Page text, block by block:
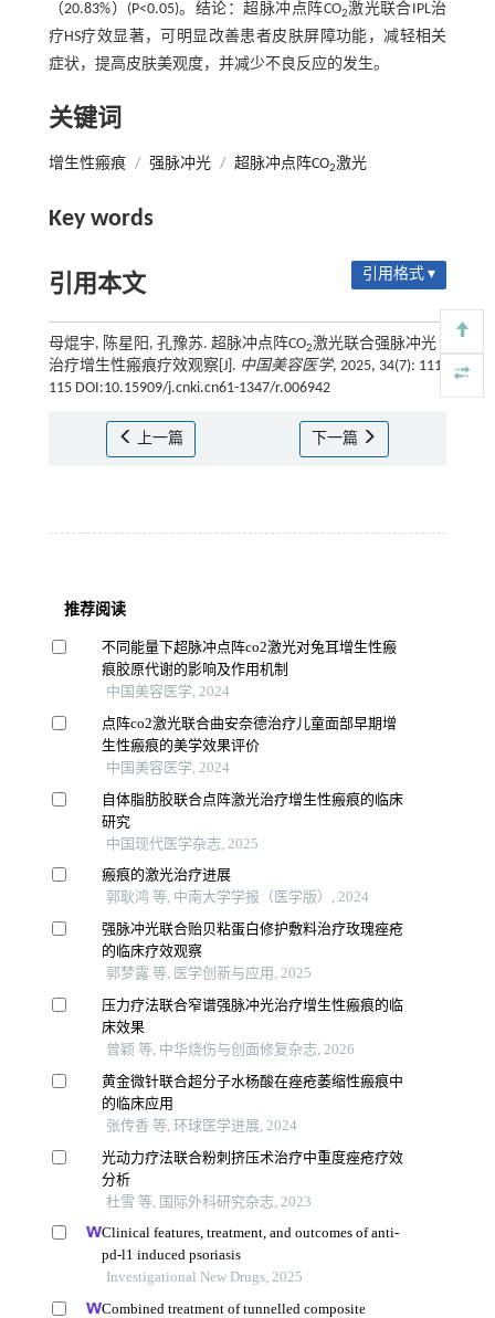
（20.83%）(P<0.05)。结论：超脉冲点阵CO2激光联合IPL治
疗HS疗效显著，可明显改善患者皮肤屏障功能，减轻相关
症状，提高皮肤美观度，并减少不良反应的发生。
关键词
增生性瘢痕 / 强脉冲光 / 超脉冲点阵CO2激光
Key words
引用本文 引用格式 ▾
母焜宇, 陈星阳, 孔豫苏. 超脉冲点阵CO2激光联合强脉冲光
治疗增生性瘢痕疗效观察[J]. 中国美容医学, 2025, 34(7): 111-
115 DOI:10.15909/j.cnki.cn61-1347/r.006942
上一篇 下一篇